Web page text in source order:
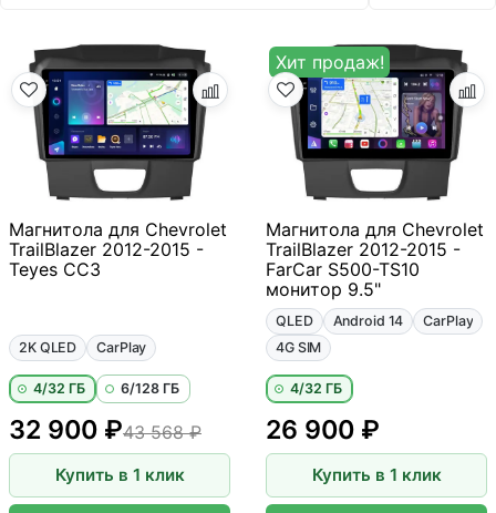
Магнитола для Chevrolet
TrailBlazer 2012-2015 -
Teyes CC3
2K QLED CarPlay
4/32 ГБ 6/128 ГБ
32 900 ₽43 568 ₽
Купить в 1 клик
Хит продаж!
Магнитола для Chevrolet
TrailBlazer 2012-2015 -
FarCar S500-TS10
монитор 9.5"
QLED Android 14
CarPlay
4G SIM
4/32 ГБ
26 900 ₽
Купить в 1 клик